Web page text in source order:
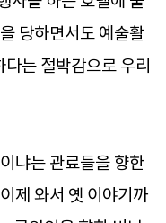
당하면서도 예술활
는 절박감으로 우리
냐는 관료들을 향한
제 와서 옛 이야기까